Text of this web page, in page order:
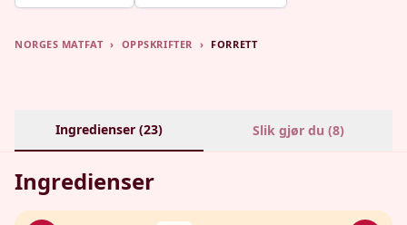
NORGES MATFAT › OPPSKRIFTER › FORRETT
Ingredienser (23) Slik gjør du (8)
Ingredienser